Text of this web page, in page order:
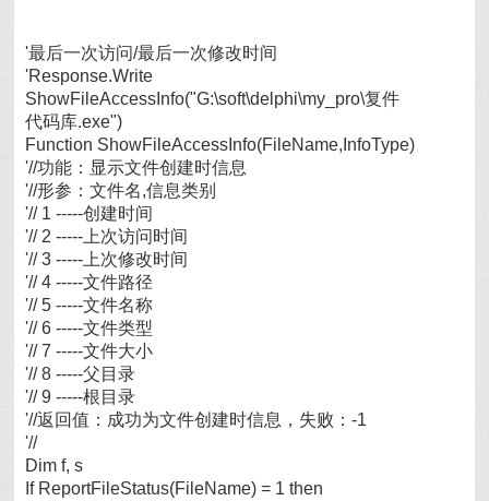
'最后一次访问/最后一次修改时间
'Response.Write
ShowFileAccessInfo("G:\soft\delphi\my_pro\复件
代码库.exe")
Function ShowFileAccessInfo(FileName,InfoType)
'//功能：显示文件创建时信息
'//形参：文件名,信息类别
'// 1 -----创建时间
'// 2 -----上次访问时间
'// 3 -----上次修改时间
'// 4 -----文件路径
'// 5 -----文件名称
'// 6 -----文件类型
'// 7 -----文件大小
'// 8 -----父目录
'// 9 -----根目录
'//返回值：成功为文件创建时信息，失败：-1
'//
Dim f, s
If ReportFileStatus(FileName) = 1 then